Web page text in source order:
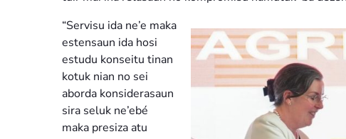
“Servisu ida ne’e maka
estensaun ida hosi
estudu konseitu tinan
kotuk nian no sei
aborda konsiderasaun
sira seluk ne’ebé
maka presiza atu